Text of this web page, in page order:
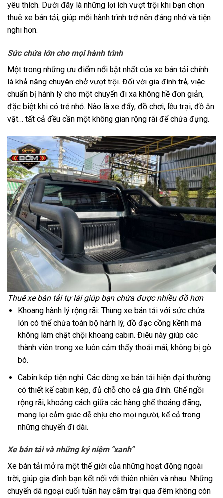
yêu thích. Dưới đây là những lợi ích vượt trội khi bạn chọn
thuê xe bán tải, giúp mỗi hành trình trở nên đáng nhớ và tiện
nghi hơn.
Sức chứa lớn cho mọi hành trình
Một trong những ưu điểm nổi bật nhất của xe bán tải chính
là khả năng chuyên chở vượt trội. Đối với gia đình trẻ, việc
chuẩn bị hành lý cho một chuyến đi xa không hề đơn giản,
đặc biệt khi có trẻ nhỏ. Nào là xe đẩy, đồ chơi, lều trại, đồ ăn
vặt… tất cả đều cần một không gian rộng rãi để chứa đựng.
Thuê xe bán tải tự lái giúp bạn chứa được nhiều đồ hơn
Khoang hành lý rộng rãi: Thùng xe bán tải với sức chứa
lớn có thể chứa toàn bộ hành lý, đồ đạc cồng kềnh mà
không làm chật chội khoang cabin. Điều này giúp các
thành viên trong xe luôn cảm thấy thoải mái, không bị gò
bó.
Cabin kép tiện nghi: Các dòng xe bán tải hiện đại thường
có thiết kế cabin kép, đủ chỗ cho cả gia đình. Ghế ngồi
rộng rãi, khoảng cách giữa các hàng ghế thoáng đãng,
mang lại cảm giác dễ chịu cho mọi người, kể cả trong
những chuyến đi dài.
Xe bán tải và những kỷ niệm “xanh”
Xe bán tải mở ra một thế giới của những hoạt động ngoài
trời, giúp gia đình bạn kết nối với thiên nhiên và nhau. Những
chuyến dã ngoại cuối tuần hay cắm trại qua đêm không còn